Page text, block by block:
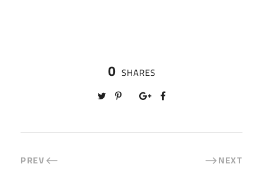
0 SHARES
PREV NEXT